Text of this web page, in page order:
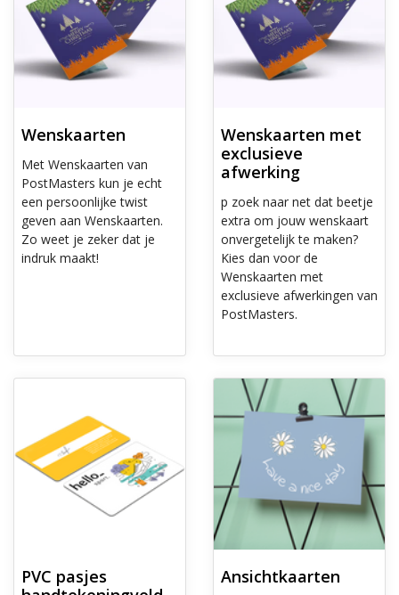
Wenskaarten
Met Wenskaarten van
PostMasters kun je echt
een persoonlijke twist
geven aan Wenskaarten.
Zo weet je zeker dat je
indruk maakt!
Wenskaarten met
exclusieve
afwerking
p zoek naar net dat beetje
extra om jouw wenskaart
onvergetelijk te maken?
Kies dan voor de
Wenskaarten met
exclusieve afwerkingen van
PostMasters.
PVC pasjes
Ontdek meer PVC pasjes handtekeningveld
Ansichtkaarten
Ontdek meer Ansichtkaarten